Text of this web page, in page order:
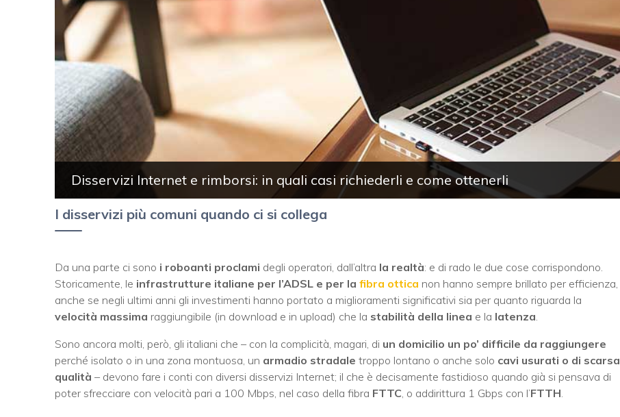
Disservizi Internet e rimborsi: in quali casi richiederli e come ottenerli
I disservizi più comuni quando ci si collega
Da una parte ci sono i roboanti proclami degli operatori, dall’altra la realtà: e di rado le due cose corrispondono.
Storicamente, le infrastrutture italiane per l’ADSL e per la fibra ottica non hanno sempre brillato per efficienza,
anche se negli ultimi anni gli investimenti hanno portato a miglioramenti significativi sia per quanto riguarda la
velocità massima raggiungibile (in download e in upload) che la stabilità della linea e la latenza.
Sono ancora molti, però, gli italiani che – con la complicità, magari, di un domicilio un po’ difficile da raggiungere
perché isolato o in una zona montuosa, un armadio stradale troppo lontano o anche solo cavi usurati o di scarsa
qualità – devono fare i conti con diversi disservizi Internet; il che è decisamente fastidioso quando già si pensava di
poter sfrecciare con velocità pari a 100 Mbps, nel caso della fibra FTTC, o addirittura 1 Gbps con l’FTTH.